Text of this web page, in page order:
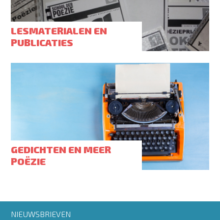
LESMATERIALEN EN
PUBLICATIES
GEDICHTEN EN MEER
POËZIE
Footer
NIEUWSBRIEVEN